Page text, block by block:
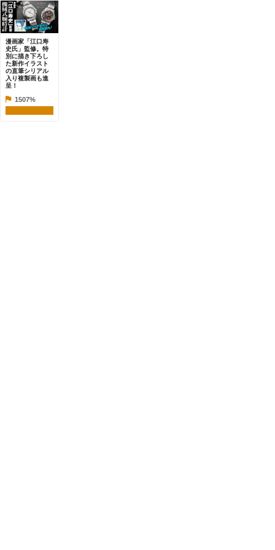
漫画家「江口寿
史氏」監修。特
別に描き下ろし
た新作イラスト
の直筆シリアル
入り複製画も進
呈！
1507%